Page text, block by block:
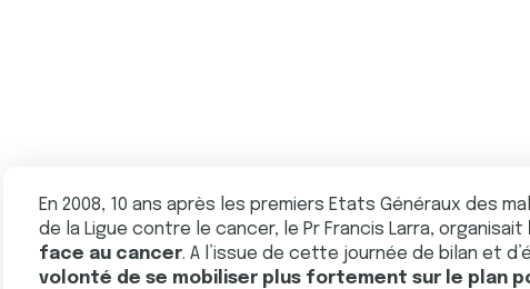
En 2008, 10 ans après les premiers Etats Généraux des
de la Ligue contre le cancer, le Pr Francis Larra, organisait
face au cancer. A l’issue de cette journée de bilan et
volonté de se mobiliser plus fortement sur le plan